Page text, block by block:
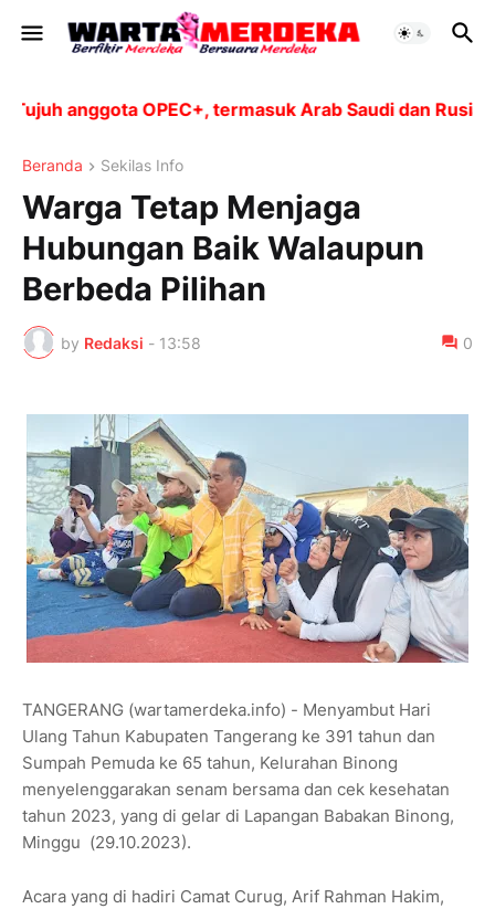
anggota OPEC+, termasuk Arab Saudi dan Rusia,
Beranda Sekilas Info
Warga Tetap Menjaga
Hubungan Baik Walaupun
Berbeda Pilihan
by Redaksi - 13:58 0
TANGERANG (wartamerdeka.info) - Menyambut Hari
Ulang Tahun Kabupaten Tangerang ke 391 tahun dan
Sumpah Pemuda ke 65 tahun, Kelurahan Binong
menyelenggarakan senam bersama dan cek kesehatan
tahun 2023, yang di gelar di Lapangan Babakan Binong,
Minggu (29.10.2023).
Acara yang di hadiri Camat Curug, Arif Rahman Hakim,